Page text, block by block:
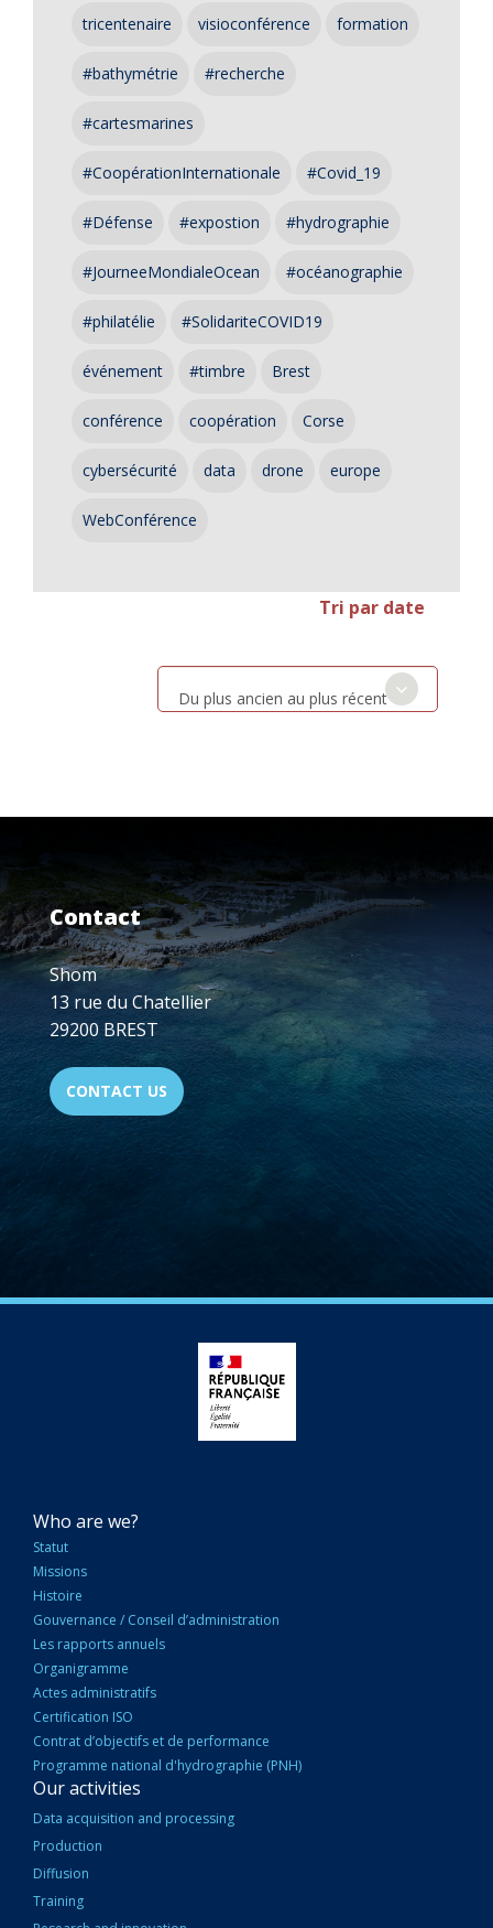
tricentenaire visioconférence formation
#bathymétrie #recherche
#cartesmarines
#CoopérationInternationale #Covid_19
#Défense #expostion #hydrographie
#JourneeMondialeOcean #océanographie
#philatélie #SolidariteCOVID19
événement #timbre Brest
conférence coopération Corse
cybersécurité data drone europe
WebConférence
Tri par date
Du plus ancien au plus récent
Contact
Shom
13 rue du Chatellier
29200 BREST
CONTACT US
NAVIGATION
PRINCIPALE
Who are we?
Statut
Missions
Histoire
Gouvernance / Conseil d’administration
Les rapports annuels
Organigramme
Actes administratifs
Certification ISO
Contrat d’objectifs et de performance
Programme national d'hydrographie (PNH)
Our activities
Data acquisition and processing
Production
Diffusion
Training